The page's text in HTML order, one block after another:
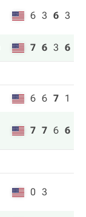
6 3 6 3
7 6 3 6
6 6 7 1
7 7 6 6
0 3